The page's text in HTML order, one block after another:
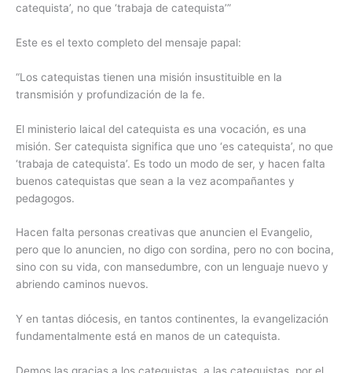
catequista’, no que ‘trabaja de catequista’”
Este es el texto completo del mensaje papal:
“Los catequistas tienen una misión insustituible en la
transmisión y profundización de la fe.
El ministerio laical del catequista es una vocación, es una
misión. Ser catequista significa que uno ‘es catequista’, no que
‘trabaja de catequista’. Es todo un modo de ser, y hacen falta
buenos catequistas que sean a la vez acompañantes y
pedagogos.
Hacen falta personas creativas que anuncien el Evangelio,
pero que lo anuncien, no digo con sordina, pero no con bocina,
sino con su vida, con mansedumbre, con un lenguaje nuevo y
abriendo caminos nuevos.
Y en tantas diócesis, en tantos continentes, la evangelización
fundamentalmente está en manos de un catequista.